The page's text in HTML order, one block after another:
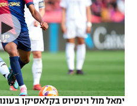
VOD
רץ ברשת
נבחרת ישראל
מכבי חיפה
בית"ר ירושלים
מכבי תל אביב
ליגה ספרדית
ליגה איטלקית
ליגה צרפתית
כדורסל נשים
מכבי תל אביב
הפועל חולון
הפועל ירושלים
יורוליג
יורוקאפ
טניס
כדוריד
כדורעף
ימאל מול וינסיוס בקלאסיקו בעונת 2024/